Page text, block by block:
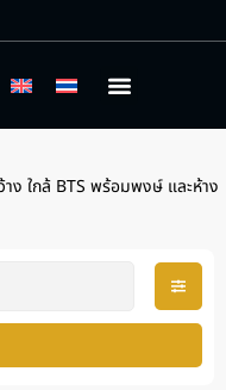
ใกล้ BTS พร้อมพงษ์ และห้าง